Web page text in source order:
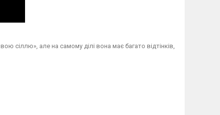
сіллю», але на самому ділі вона має багато відтінків,